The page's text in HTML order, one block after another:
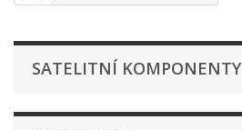
SATELITNÍ KOMPONENTY